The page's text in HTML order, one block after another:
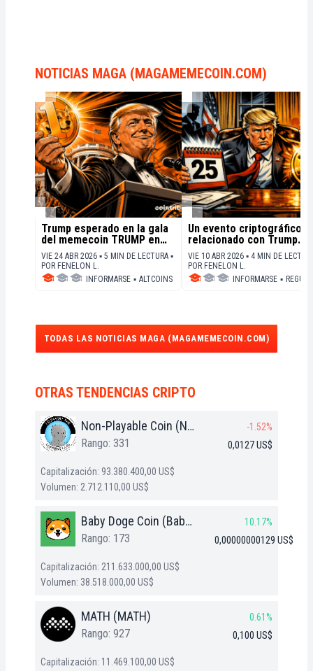
NOTICIAS MAGA (MAGAMEMECOIN.COM)
Trump esperado en la gala
del memecoin TRUMP en
Mar-a-Lago el sábado a
pesar de las críticas
VIE 24 ABR 2026 ▪ 5 MIN DE LECTURA ▪
POR FENELON L.
INFORMARSE ▪ ALTCOINS
Un evento criptográfico
relacionado con Trump
genera interrogantes en
Senado
VIE 10 ABR 2026 ▪ 4 MIN DE
POR FENELON L.
INFORMARSE ▪
TODAS LAS NOTICIAS MAGA (MAGAMEMECOIN.COM)
OTRAS TENDENCIAS CRIPTO
Non-Playable Coin (NPC)
Rango: 331
-1.52%
0,0127 US$
Capitalización: 93.380.400,00 US$
Volumen: 2.712.110,00 US$
Baby Doge Coin (BabyDoge)
Rango: 173
10.17%
0,00000000129 US$
Capitalización: 211.633.000,00 US$
Volumen: 38.518.000,00 US$
MATH (MATH)
Rango: 927
0.61%
0,100 US$
Capitalización: 11.469.100,00 US$